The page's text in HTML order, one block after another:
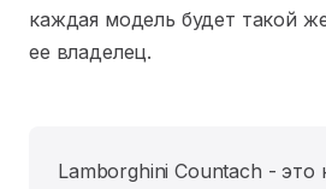
каждая модель будет такой
ее владелец.
Lamborghini Countach - это